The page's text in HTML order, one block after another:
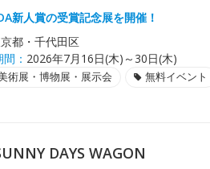
新人賞の受賞記念展を開催！
都・千代田区
： 2026年7月16日(木)～30日(木)
術展・博物展・展示会 無料イベント
DAYS WAGON